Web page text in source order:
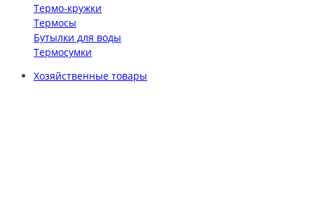
Термо-кружки
Термосы
Бутылки для воды
Термосумки
Хозяйственные товары